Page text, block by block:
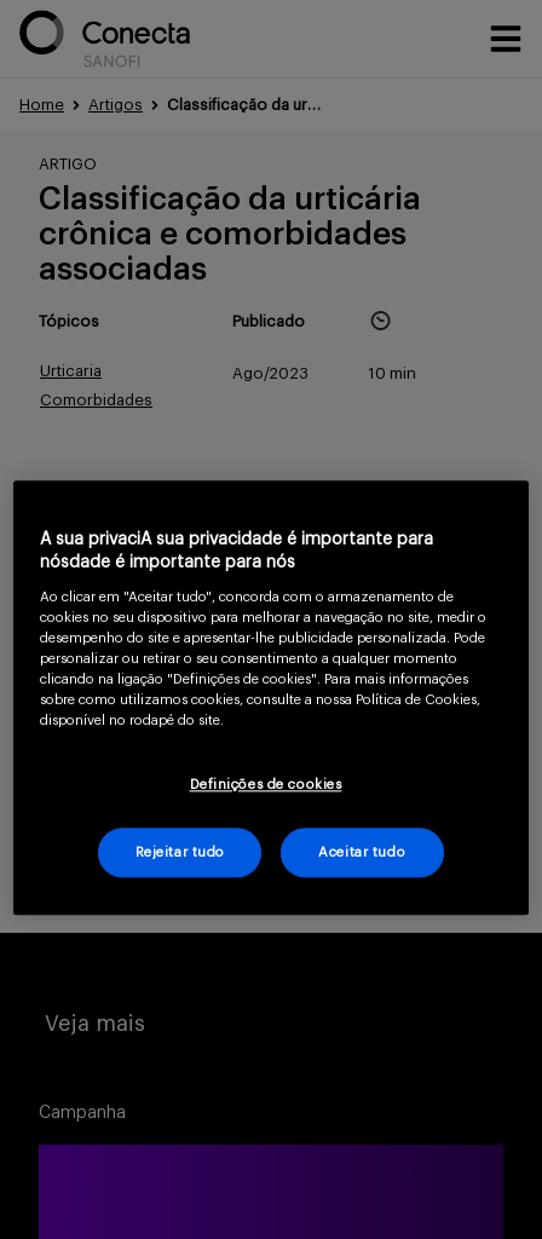
Eventos
Sobre
Buscar
Home Artigos Classificação da urticária crônica e comorbidades associadas
ARTIGO
Classificação da urticária
crônica e comorbidades
associadas
Tópicos
Urticaria
Comorbidades
Publicado
Ago/2023 10 min
Para continuar lendo
confirme que você é
um profissional da
saúde.
CLIQUE AQUI PARA SE CADASTRAR
Já possui uma conta? Clique aqui.
Veja mais
Campanha
A sua privaciA sua privacidade é importante para
nósdade é importante para nós
Ao clicar em "Aceitar tudo", concorda com o armazenamento de
cookies no seu dispositivo para melhorar a navegação no site, medir o
desempenho do site e apresentar-lhe publicidade personalizada. Pode
personalizar ou retirar o seu consentimento a qualquer momento
clicando na ligação "Definições de cookies". Para mais informações
sobre como utilizamos cookies, consulte a nossa Política de Cookies,
disponível no rodapé do site.
Definições de cookies
Rejeitar tudo Aceitar tudo